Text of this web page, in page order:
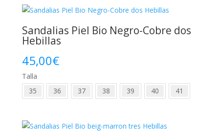
últimos
Sandalias Piel Bio Negro-Cobre dos
Hebillas
45,00€
Talla
35
36 37 38 39 40 41